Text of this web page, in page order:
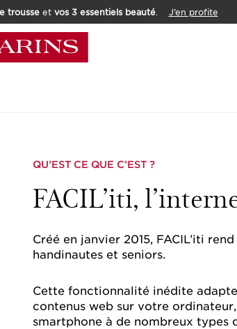
trousseet vos 3 essentiels beauté. J’en profite
QU’EST CE QUE C’EST ?
FACIL’iti,
Créé en janvier 2015, FACIL’iti
handinautes et seniors.
Cette fonctionnalité inédite
contenus web sur votre
smartphone à de nombreux types